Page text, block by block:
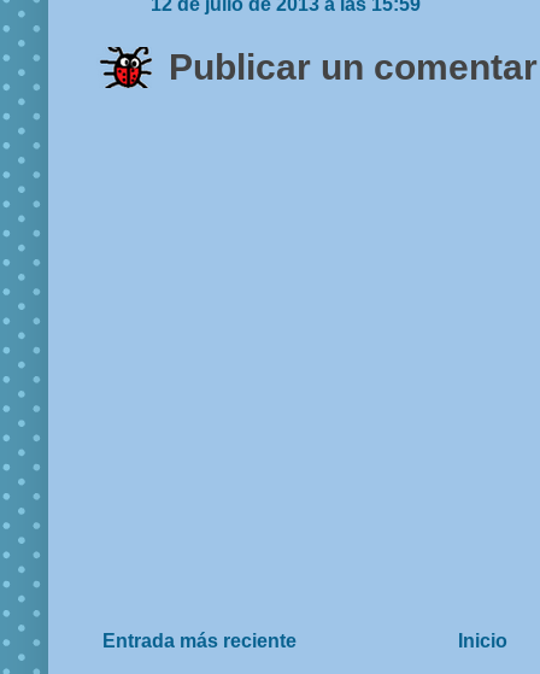
12 de julio de 2013 a las 15:59
Publicar un
Entrada más reciente Inicio